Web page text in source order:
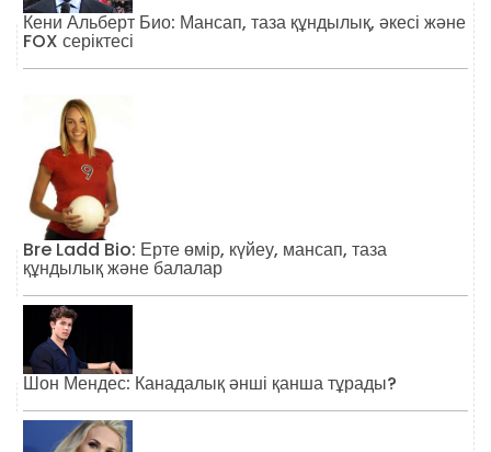
Кени Альберт Био: Мансап, таза құндылық, әкесі және
FOX серіктесі
Bre Ladd Bio: Ерте өмір, күйеу, мансап, таза
құндылық және балалар
Шон Мендес: Канадалық әнші қанша тұрады?